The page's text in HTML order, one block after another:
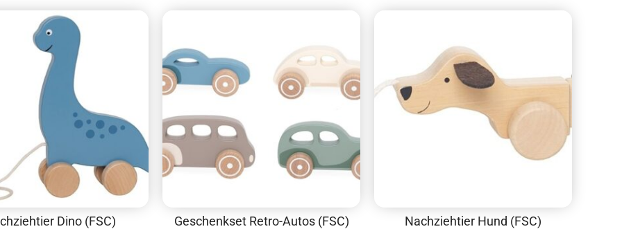
Dino (FSC) Geschenkset Retro-Autos (FSC) Nachziehtier Hund (FSC)